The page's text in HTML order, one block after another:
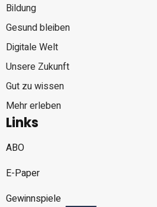
Bildung
Gesund bleiben
Digitale Welt
Unsere Zukunft
Gut zu wissen
Mehr erleben
Links
ABO
E-Paper
Gewinnspiele